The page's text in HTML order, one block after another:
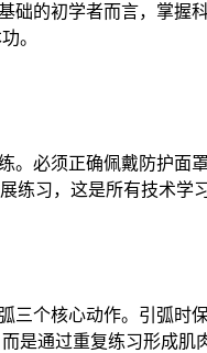
的初学者而言，掌握
。
必须正确佩戴防护
练习，这是所有技术学
个核心动作。引弧
通过重复练习形成肌